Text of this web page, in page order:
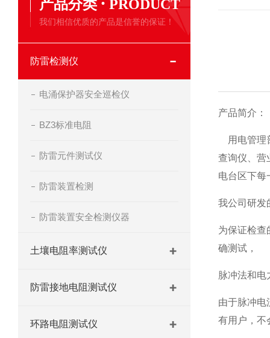
产品分类 PRODUCT
我们相信优质的产品是信誉的保证！
防雷检测仪
电涌保护器安全巡检仪
BZ3标准电阻
防雷元件测试仪
防雷装置检测
防雷装置安全检测仪器
土壤电阻率测试仪
防雷接地电阻测试仪
环路电阻测试仪
产品简介：
用电管理
查询仪、营
电台区下每
我公司研发
为保证检查
确测试，
脉冲法和电
由于脉冲电
有用户，不